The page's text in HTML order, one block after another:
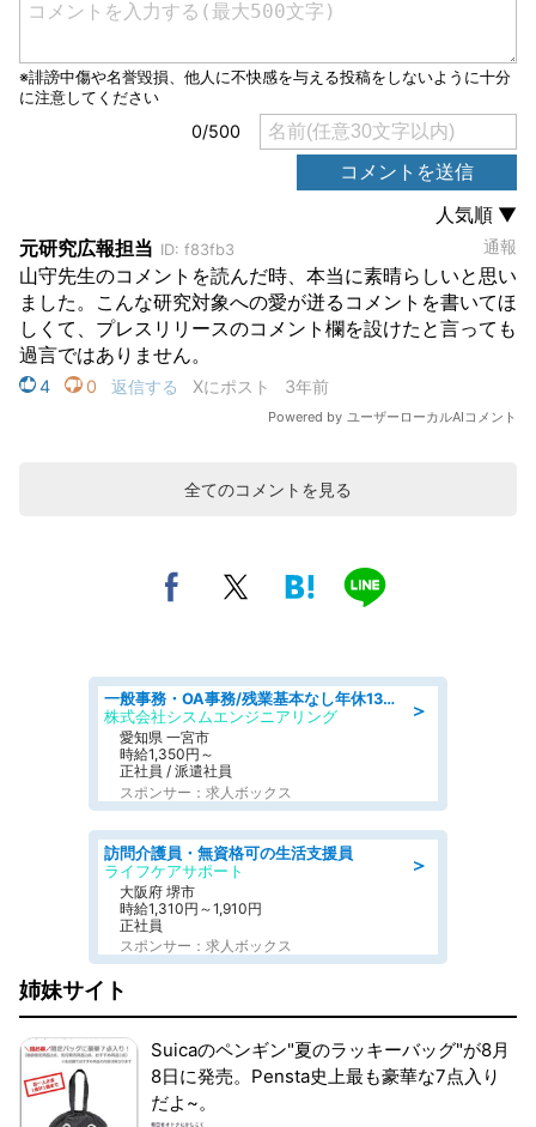
全てのコメントを見る
＞
一般事務・OA事務/残業基本なし年休130日社保完備の一般・調達事務
株式会社シスムエンジニアリング
愛知県 一宮市
時給1,350円～
正社員 / 派遣社員
スポンサー：求人ボックス
＞
訪問介護員・無資格可の生活支援員
ライフケアサポート
大阪府 堺市
時給1,310円～1,910円
正社員
スポンサー：求人ボックス
姉妹サイト
Suicaのペンギン"夏のラッキーバッグ"が8月
8日に発売。Pensta史上最も豪華な7点入り
だよ~。